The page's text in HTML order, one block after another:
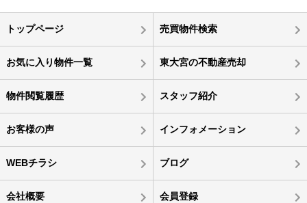
トップページ 売買物件検索
お気に入り物件一覧 東大宮の不動産売却
物件閲覧履歴 スタッフ紹介
お客様の声 インフォメーション
WEBチラシ ブログ
会社概要 会員登録